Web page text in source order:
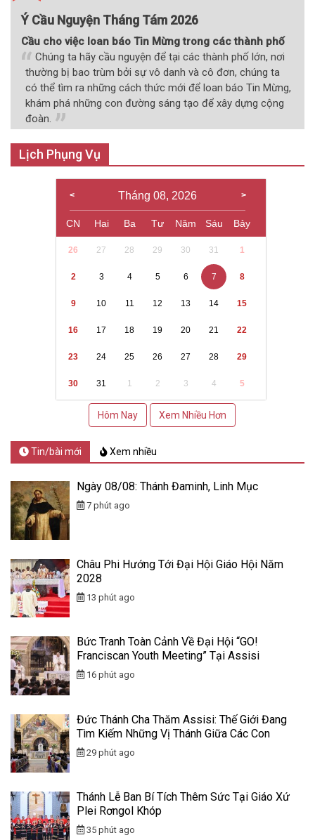
Ý Cầu Nguyện Tháng Tám 2026
Cầu cho việc loan báo Tin Mừng trong các thành phố
Chúng ta hãy cầu nguyện để tại các thành phố lớn, nơi
thường bị bao trùm bởi sự vô danh và cô đơn, chúng ta
có thể tìm ra những cách thức mới để loan báo Tin Mừng,
khám phá những con đường sáng tạo để xây dựng cộng
đoàn.
Lịch Phụng Vụ
Tháng 08, 2026
CN Hai Ba Tư Năm Sáu Bảy
26 27 28 29 30 31 1
2 3 4 5 6 7 8
9 10 11 12 13 14 15
16 17 18 19 20 21 22
23 24 25 26 27 28 29
30 31 1 2 3 4 5
Hôm Nay Xem Nhiều Hơn
Tin/bài mới Xem nhiều
Ngày 08/08: Thánh Đaminh, Linh Mục
7 phút ago
Châu Phi Hướng Tới Đại Hội Giáo Hội Năm
2028
13 phút ago
Bức Tranh Toàn Cảnh Về Đại Hội “GO!
Franciscan Youth Meeting” Tại Assisi
16 phút ago
Đức Thánh Cha Thăm Assisi: Thế Giới Đang
Tìm Kiếm Những Vị Thánh Giữa Các Con
29 phút ago
Thánh Lễ Ban Bí Tích Thêm Sức Tại Giáo Xứ
Plei Rơngol Khóp
35 phút ago